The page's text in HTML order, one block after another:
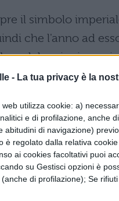
- La tua privacy è la
utilizza cookie: a)
e di profilazione, anche
abitudini di navigazione)
è regolato dalla relativa cookie
ai cookies facoltativi puoi
su Gestisci opzioni è
di profilazione); Se
il simbolo
che l'anno ad
celebrazioni,
Cina, chiamato
ricorrenza cade
i mesi cinesi
e nelle Chinatown
con cortei,
di palline.